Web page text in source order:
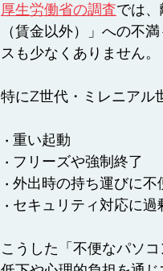
厚生労働省の調査では
（賃金以外）」への不
スも少なくありません。
特にZ世代・ミレニアル
• 重い起動
• フリーズや強制終了
• 外出時の持ち運びに
• セキュリティ対応に
こうした「不便なパソ